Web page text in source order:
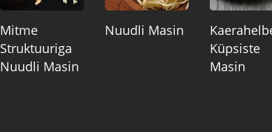
Mitme
Struktuuriga
Nuudli Masin
Nuudli Masin
Küpsiste
Masin